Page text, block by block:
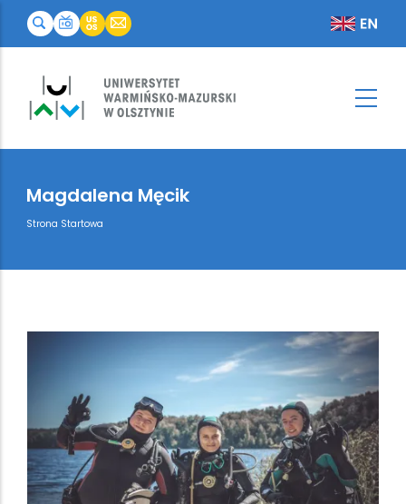
Magdalena Męcik
Breadcrumb
Strona Startowa